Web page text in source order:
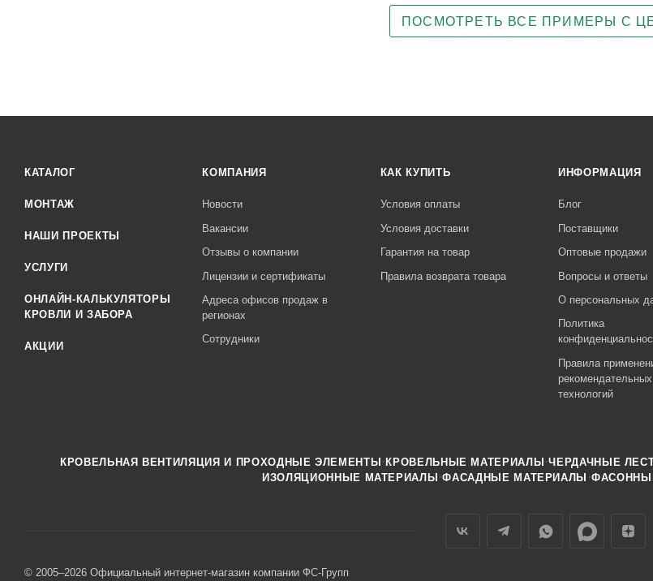
ПОСМОТРЕТЬ ВСЕ ПРИМЕРЫ С
КАТАЛОГ
МОНТАЖ
НАШИ ПРОЕКТЫ
УСЛУГИ
ОНЛАЙН-КАЛЬКУЛЯТОРЫ
КРОВЛИ И ЗАБОРА
АКЦИИ
КОМПАНИЯ
Новости
Вакансии
Отзывы о компании
Лицензии и сертификаты
Адреса офисов продаж в
регионах
Сотрудники
КАК КУПИТЬ
Условия оплаты
Условия доставки
Гарантия на товар
Правила возврата товара
ИНФОРМАЦИЯ
Блог
Поставщики
Оптовые продажи
Вопросы и ответы
О персональных
Политика
Правила
рекомендательных
технологий
КРОВЕЛЬНАЯ ВЕНТИЛЯЦИЯ И ПРОХОДНЫЕ ЭЛЕМЕНТЫ ·КРОВЕЛЬНЫЕ МАТЕРИАЛЫ ·ЧЕРДАЧНЫЕ
ИЗОЛЯЦИОННЫЕ МАТЕРИАЛЫ ·ФАСАДНЫЕ МАТЕРИАЛЫ ·
© 2005–2026 Официальный интернет-магазин компании ФС-Групп